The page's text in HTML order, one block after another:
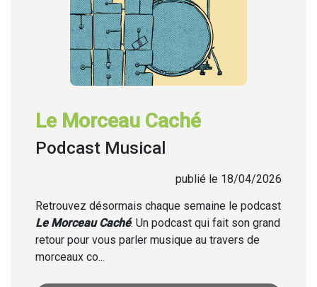
Le Morceau Caché
Podcast Musical
publié le 18/04/2026
Retrouvez désormais chaque semaine le podcast
Le Morceau Caché. Un podcast qui fait son grand
retour pour vous parler musique au travers de
morceaux co...